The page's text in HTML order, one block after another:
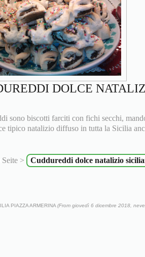
DOLCE
sono biscotti farciti con fichi secchi,
tipico natalizio diffuso in tutta la Sicilia
> Cuddureddi dolce natalizio
PIAZZA ARMERINA(From giovedì 6 dicembre 2018,